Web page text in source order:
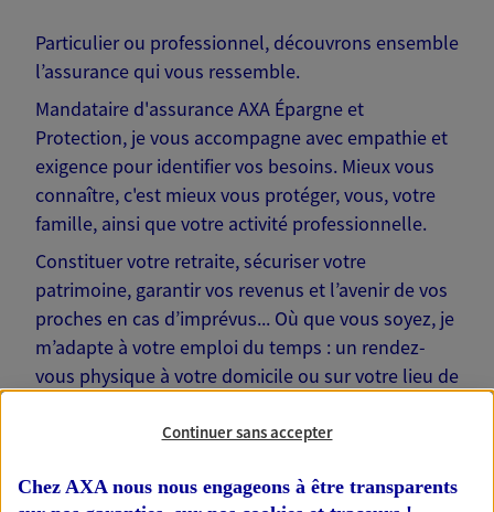
Particulier ou professionnel, découvrons ensemble
l’assurance qui vous ressemble.
Mandataire d'assurance AXA Épargne et
Protection, je vous accompagne avec empathie et
exigence pour identifier vos besoins. Mieux vous
connaître, c'est mieux vous protéger, vous, votre
famille, ainsi que votre activité professionnelle.
Constituer votre retraite, sécuriser votre
patrimoine, garantir vos revenus et l’avenir de vos
proches en cas d’imprévus... Où que vous soyez, je
m’adapte à votre emploi du temps : un rendez-
vous physique à votre domicile ou sur votre lieu de
Continuer sans accepter
Chez AXA nous nous engageons à être transparents